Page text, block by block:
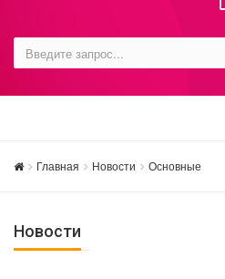
Главная Новости Основные
Новости